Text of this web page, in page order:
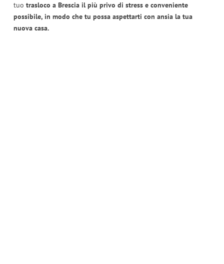
tuo trasloco a Brescia il più privo di stress e conveniente
possibile, in modo che tu possa aspettarti con ansia la tua
nuova casa.